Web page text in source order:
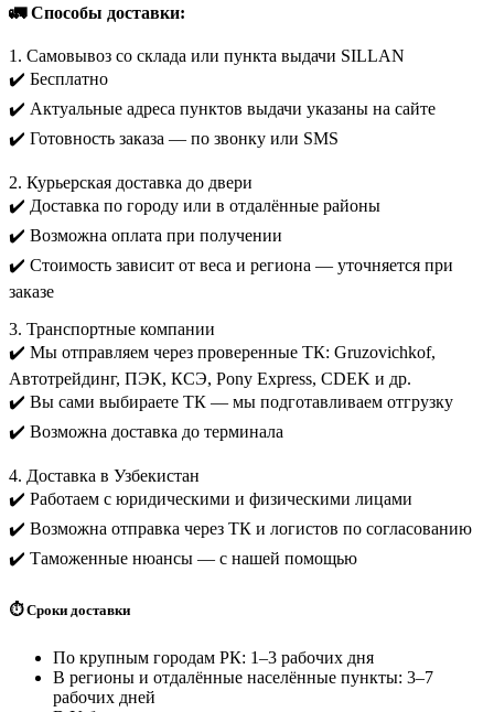
🚛 Способы доставки:
1. Самовывоз со склада или пункта выдачи SILLAN
✔️ Бесплатно
✔️ Актуальные адреса пунктов выдачи указаны на сайте
✔️ Готовность заказа — по звонку или SMS
2. Курьерская доставка до двери
✔️ Доставка по городу или в отдалённые районы
✔️ Возможна оплата при получении
✔️ Стоимость зависит от веса и региона — уточняется при
заказе
3. Транспортные компании
✔️ Мы отправляем через проверенные ТК: Gruzovichkof,
Автотрейдинг, ПЭК, КСЭ, Pony Express, CDEK и др.
✔️ Вы сами выбираете ТК — мы подготавливаем отгрузку
✔️ Возможна доставка до терминала
4. Доставка в Узбекистан
✔️ Работаем с юридическими и физическими лицами
✔️ Возможна отправка через ТК и логистов по согласованию
✔️ Таможенные нюансы — с нашей помощью
⏱️ Сроки доставки
По крупным городам РК: 1–3 рабочих дня
В регионы и отдалённые населённые пункты: 3–7
рабочих дней